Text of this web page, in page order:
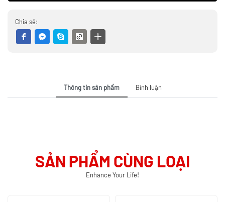
Chia sẻ:
Thông tin sản phẩm Bình luận
SẢN PHẨM CÙNG LOẠI
Enhance Your Life!